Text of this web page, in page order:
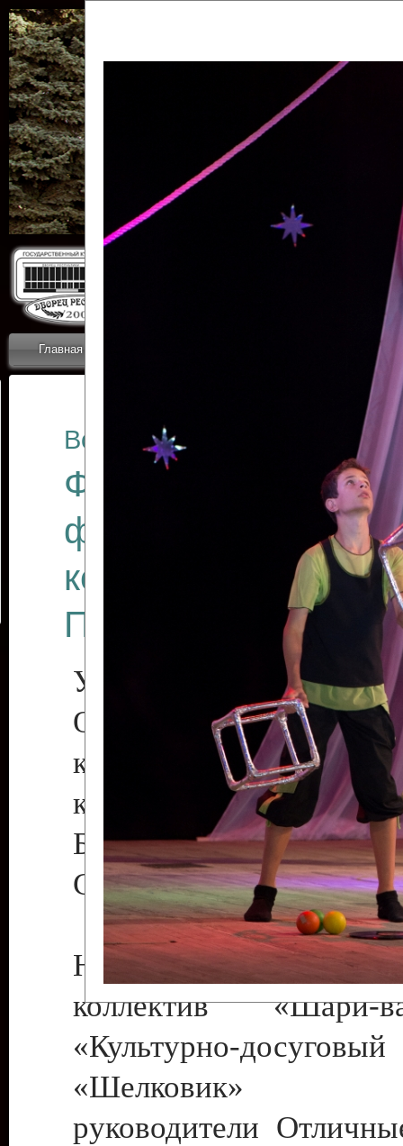
Главная
ОТЧЕТЫ ГКЦ
Все отчеты
Финал
фестиваля
коллективов
Приднестровского
Участники фестиваля:
Образцовый
коллектив
культуры с.
Бендеры ,
Светлана Георгиевна
Народный цирковой
коллектив
«Культурно-
«Шелковик»
руководители